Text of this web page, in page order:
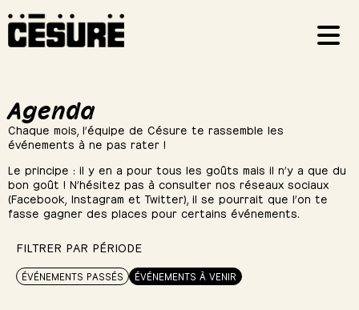
Agenda
Chaque mois, l’équipe de Césure te rassemble les
événements à ne pas rater !
Le principe : il y en a pour tous les goûts mais il n’y a que du
bon goût ! N’hésitez pas à consulter nos réseaux sociaux
(Facebook, Instagram et Twitter), il se pourrait que l’on te
fasse gagner des places pour certains événements.
FILTRER PAR PÉRIODE
ÉVÉNEMENTS PASSÉS ÉVÉNEMENTS À VENIR